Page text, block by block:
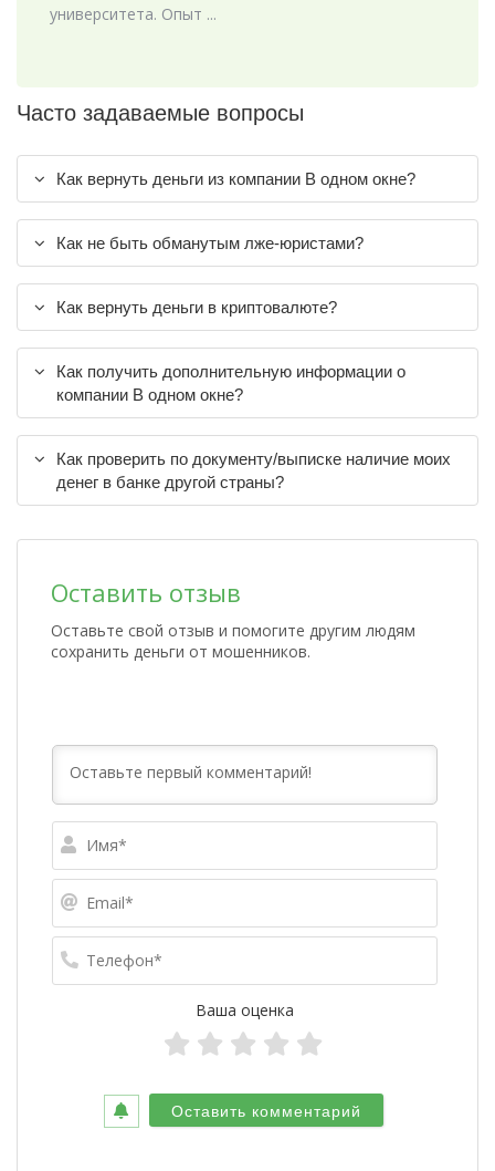
университета. Опыт ...
Часто задаваемые вопросы
Как вернуть деньги из компании В одном окне?
Как не быть обманутым лже-юристами?
Как вернуть деньги в криптовалюте?
Как получить дополнительную информации о
компании В одном окне?
Как проверить по документу/выписке наличие моих
денег в банке другой страны?
Оставить отзыв
Оставьте свой отзыв и помогите другим людям
сохранить деньги от мошенников.
Ваша оценка